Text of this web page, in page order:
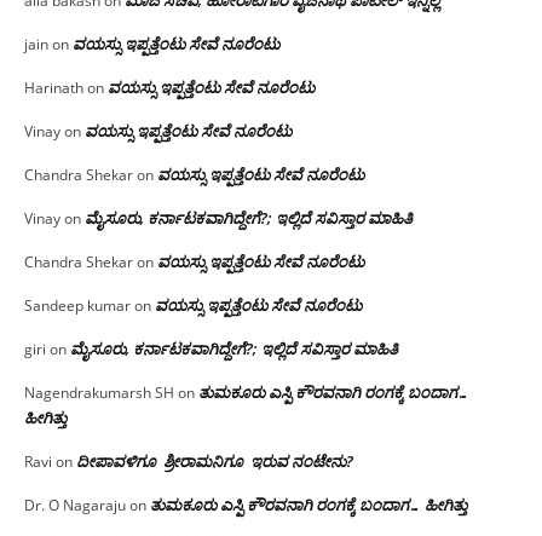
jainon ವಯಸ್ಸು ಇಪ್ಪತ್ತೆಂಟು ಸೇವೆ ನೂರೆಂಟು
Harinathon ವಯಸ್ಸು ಇಪ್ಪತ್ತೆಂಟು ಸೇವೆ ನೂರೆಂಟು
Vinayon ವಯಸ್ಸು ಇಪ್ಪತ್ತೆಂಟು ಸೇವೆ ನೂರೆಂಟು
Chandra Shekaron ವಯಸ್ಸು ಇಪ್ಪತ್ತೆಂಟು ಸೇವೆ ನೂರೆಂಟು
Vinayon ಮೈಸೂರು, ಕರ್ನಾಟಕವಾಗಿದ್ದೇಗೆ?; ಇಲ್ಲಿದೆ ಸವಿಸ್ತಾರ ಮಾಹಿತಿ
Chandra Shekaron ವಯಸ್ಸು ಇಪ್ಪತ್ತೆಂಟು ಸೇವೆ ನೂರೆಂಟು
Sandeep kumaron ವಯಸ್ಸು ಇಪ್ಪತ್ತೆಂಟು ಸೇವೆ ನೂರೆಂಟು
giri on ಮೈಸೂರು, ಕರ್ನಾಟಕವಾಗಿದ್ದೇಗೆ?; ಇಲ್ಲಿದೆ ಸವಿಸ್ತಾರ ಮಾಹಿತಿ
Nagendrakumarsh SH on ತುಮಕೂರು ಎಸ್ಪಿ ಕೌರವನಾಗಿ ರಂಗಕ್ಕೆ ಬಂದಾಗ…
ಹೀಗಿತ್ತು
Ravi on ದೀಪಾವಳಿಗೂ ಶ್ರೀರಾಮನಿಗೂ ಇರುವ ನಂಟೇನು?
Dr. O Nagarajuon ತುಮಕೂರು ಎಸ್ಪಿ ಕೌರವನಾಗಿ ರಂಗಕ್ಕೆ ಬಂದಾಗ… ಹೀಗಿತ್ತು